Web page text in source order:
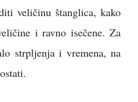
veličinu štanglica, kako
i ravno isečene. Za
strpljenja i vremena, na